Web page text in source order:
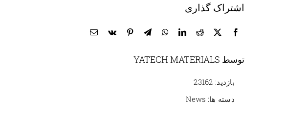
اشتراک گذاری
توسط YATECH MATERIALS
بازدید: 23162
دسته ها: News